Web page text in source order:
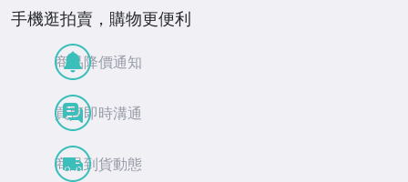
手機逛拍賣，購物更便利
商品降價通知
買賣即時溝通
商品到貨動態